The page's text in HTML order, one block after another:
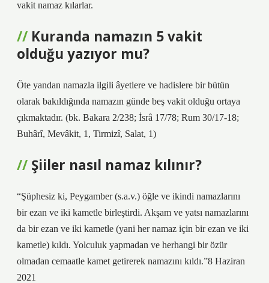
vakit namaz kılarlar.
Kuranda namazın 5 vakit
olduğu yazıyor mu?
Öte yandan namazla ilgili âyetlere ve hadislere bir bütün
olarak bakıldığında namazın günde beş vakit olduğu ortaya
çıkmaktadır. (bk. Bakara 2/238; İsrâ 17/78; Rum 30/17-18;
Buhârî, Mevâkit, 1, Tirmizî, Salat, 1)
Şiiler nasıl namaz kılınır?
“Şüphesiz ki, Peygamber (s.a.v.) öğle ve ikindi namazlarını
bir ezan ve iki kametle birleştirdi. Akşam ve yatsı namazlarını
da bir ezan ve iki kametle (yani her namaz için bir ezan ve iki
kametle) kıldı. Yolculuk yapmadan ve herhangi bir özür
olmadan cemaatle kamet getirerek namazını kıldı.”8 Haziran
2021